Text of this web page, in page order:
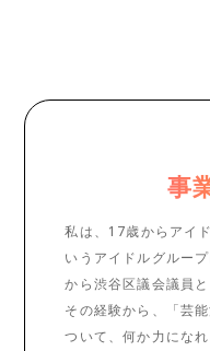
事
私は、17歳からアイ
いうアイドルグルー
から渋谷区議会議員
その経験から、「芸
ついて、何か力にな